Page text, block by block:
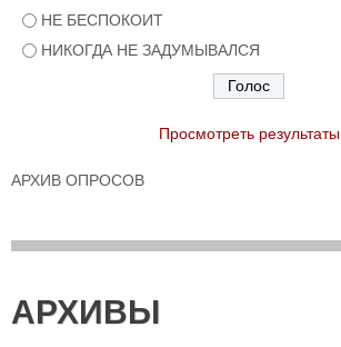
НЕ БЕСПОКОИТ
НИКОГДА НЕ ЗАДУМЫВАЛСЯ
Просмотреть результаты
АРХИВ ОПРОСОВ
АРХИВЫ